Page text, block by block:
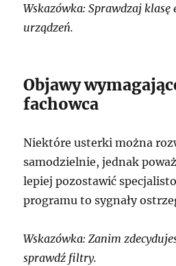
Wskazówka: Sprawdzaj klasę
urządzeń.
Objawy
fachowca
Niektóre usterki można
samodzielnie, jednak
lepiej pozostawić
programu to sygnały
Wskazówka: Zanim
sprawdź filtry.